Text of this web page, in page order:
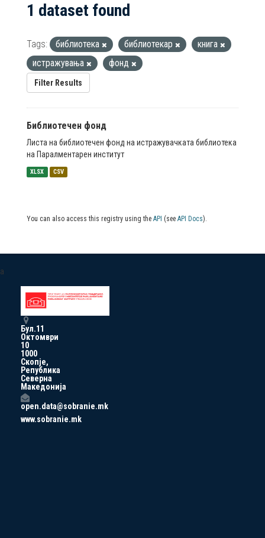
1 dataset found
Tags: библиотека библиотекар
книга
истражувања
фонд
Filter Results
Библиотечен фонд
Листа на библиотечен фонд на истражувачката библиотека
на Паралментарен институт
XLSX CSV
You can also access this registry using the API (see API Docs).
a
Бул.11
Октомври
10
1000
Скопје,
Република
Северна
Македонија
open.data@sobranie.mk
www.sobranie.mk